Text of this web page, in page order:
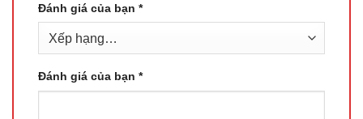
Đánh giá của bạn *
Đánh giá của bạn *